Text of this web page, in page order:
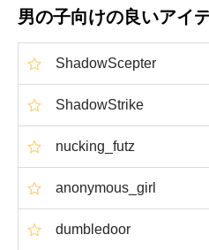
男の子向けの良いアイ
ShadowScepter
ShadowStrike
nucking_futz
anonymous_girl
dumbledoor